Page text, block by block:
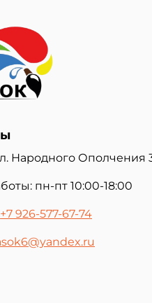
Народного Ополчения
пн-пт 10:00-18:00
+7 926-577-67-74